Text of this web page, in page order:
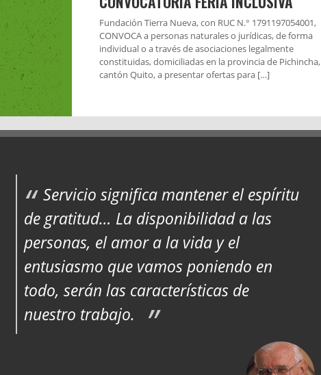
Fundación Tierra Nueva, con RUC N.° 1791197054001,
CONVOCA a personas naturales o jurídicas, de forma
individual o a través de asociaciones legalmente
constituidas, domiciliadas en la provincia de Pichincha,
cantón Quito, a presentar ofertas para […]
Servicio significa mantener el espíritu
de gratitud… La disponibilidad a las
personas, el amor a la vida y el
entusiasmo que vamos poniendo en
todo, serán las características de
nuestro trabajo.